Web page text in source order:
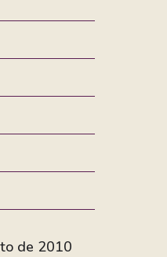
de 2010